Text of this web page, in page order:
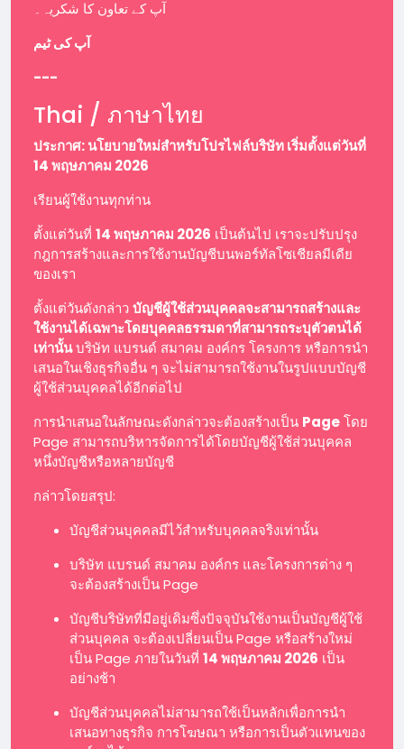
آپ کے تعاون کا شکریہ۔
آپ کی ٹیم
---
Thai / ภาษาไทย
ประกาศ: นโยบายใหม่สำหรับโปรไฟล์บริษัท เริ่มตั้งแต่วันที่
14 พฤษภาคม 2026
เรียนผู้ใช้งานทุกท่าน
ตั้งแต่วันที่ 14 พฤษภาคม 2026 เป็นต้นไป เราจะปรับปรุง
กฎการสร้างและการใช้งานบัญชีบนพอร์ทัลโซเชียลมีเดีย
ของเรา
ตั้งแต่วันดังกล่าวบัญชีผู้ใช้ส่วนบุคคลจะสามารถสร้างและ
ใช้งานได้เฉพาะโดยบุคคลธรรมดาที่สามารถระบุตัวตนได้
เท่านั้นบริษัท แบรนด์ สมาคม องค์กร โครงการ หรือการนำ
เสนอในเชิงธุรกิจอื่น ๆ จะไม่สามารถใช้งานในรูปแบบบัญชี
ผู้ใช้ส่วนบุคคลได้อีกต่อไป
การนำเสนอในลักษณะดังกล่าวจะต้องสร้างเป็น Pageโดย
Page สามารถบริหารจัดการได้โดยบัญชีผู้ใช้ส่วนบุคคล
หนึ่งบัญชีหรือหลายบัญชี
กล่าวโดยสรุป:
บัญชีส่วนบุคคลมีไว้สำหรับบุคคลจริงเท่านั้น
บริษัท แบรนด์ สมาคม องค์กร และโครงการต่าง ๆ
จะต้องสร้างเป็น Page
บัญชีบริษัทที่มีอยู่เดิมซึ่งปัจจุบันใช้งานเป็นบัญชีผู้ใช้
ส่วนบุคคล จะต้องเปลี่ยนเป็น Page หรือสร้างใหม่
เป็น Page ภายในวันที่ 14 พฤษภาคม 2026 เป็น
อย่างช้า
บัญชีส่วนบุคคลไม่สามารถใช้เป็นหลักเพื่อการนำ
เสนอทางธุรกิจ การโฆษณา หรือการเป็นตัวแทนของ